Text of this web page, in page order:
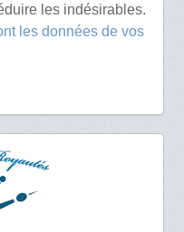
les indésirables.
les données de vos